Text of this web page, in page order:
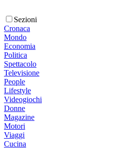
Sezioni
Cronaca
Mondo
Economia
Politica
Spettacolo
Televisione
People
Lifestyle
Videogiochi
Donne
Magazine
Motori
Viaggi
Cucina